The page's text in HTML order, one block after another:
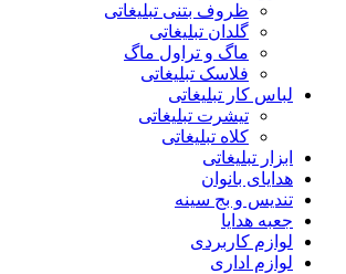
ظروف بتنی تبلیغاتی
گلدان تبلیغاتی
ماگ و تراول ماگ
فلاسک تبلیغاتی
لباس کار تبلیغاتی
تیشرت تبلیغاتی
کلاه تبلیغاتی
ابزار تبلیغاتی
هدایای بانوان
تندیس و بج سینه
جعبه هدایا
لوازم کاربردی
لوازم اداری